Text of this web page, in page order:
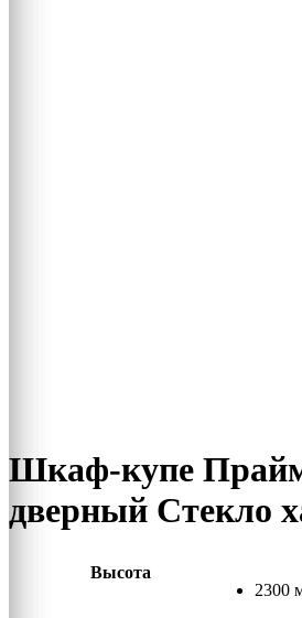
Шкаф-купе
дверный Стекло
Высота
2300